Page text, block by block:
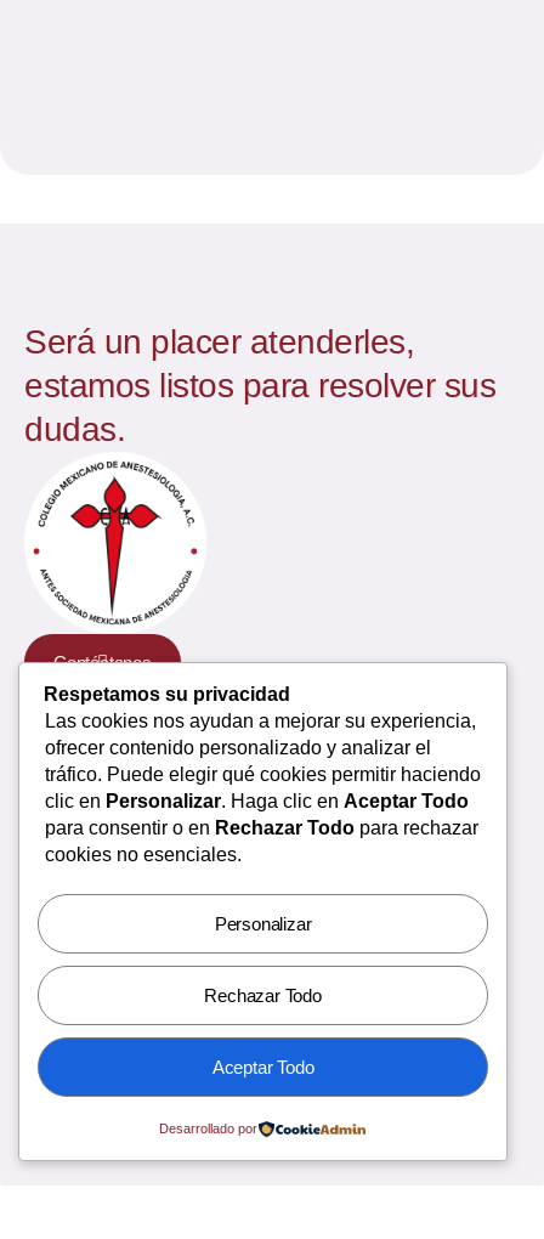
Será un placer atenderles,
estamos listos para resolver sus
dudas.
Contáctanos
CONTACTO
WhatsApp:
55 2144 8505
cmx@revistacomexane.com
Lun-Vie:
9:00am-6:00pm
Providencia 835, Col. del
Valle Centro, Benito Juárez
Respetamos su privacidad
Las cookies nos ayudan a mejorar su experiencia,
ofrecer contenido personalizado y analizar el
tráfico. Puede elegir qué cookies permitir haciendo
clic en Personalizar. Haga clic en Aceptar Todo
para consentir o en Rechazar Todo para rechazar
cookies no esenciales.
Personalizar
Rechazar Todo
Aceptar Todo
Desarrollado por